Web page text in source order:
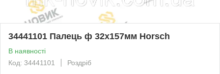
34441101 Палець ф 32х157мм Horsch
В наявності
Код: 34441101
Роздріб